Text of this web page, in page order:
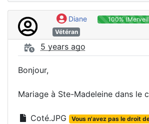
Diane
100%
Vétéran
5 years ago
Bonjour,
Mariage à Ste-Madeleine dans le
Coté.JPG Vous n'avez pas le droit